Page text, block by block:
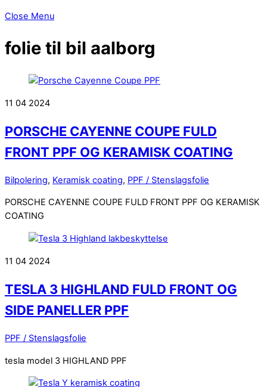
Close Menu
folie til bil aalborg
11 04 2024
PORSCHE CAYENNE COUPE FULD
FRONT PPF OG KERAMISK COATING
Bilpolering, Keramisk coating, PPF / Stenslagsfolie
PORSCHE CAYENNE COUPE FULD FRONT PPF OG KERAMISK
COATING
11 04 2024
TESLA 3 HIGHLAND FULD FRONT OG
SIDE PANELLER PPF
PPF / Stenslagsfolie
tesla model 3 HIGHLAND PPF